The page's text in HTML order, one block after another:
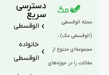
مجله الوقسطی
(الوقسطی مگ) ،
مجموعه‌ای متنوع از
مقالات را در حوزه‌های
دسترسی
سریع
الوقسطی
خانواده
الوقسطی